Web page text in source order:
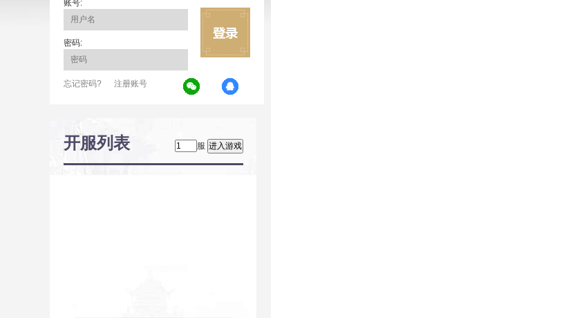
账号:
密码:
忘记密码? 注册账号
开服列表 服